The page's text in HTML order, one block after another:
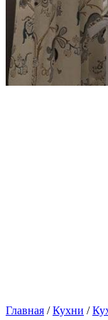
Главная /Кухни /